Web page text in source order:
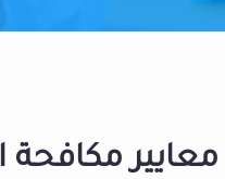
مكافحة